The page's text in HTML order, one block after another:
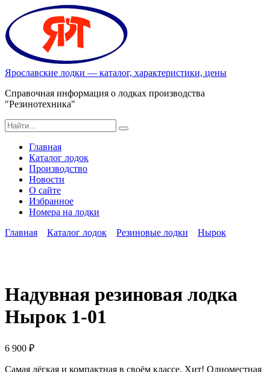
Перейти
содержанию
Ярославские лодки — каталог, характеристики, цены
Справочная информация о лодках производства
"Резинотехника"
Search
for:
Главная
Каталог лодок
Производство
Новости
О сайте
Избранное
Номера на лодки
Главная
Каталог лодок Резиновые лодки Нырок
Надувная резиновая лодка
Нырок 1-01
6 900 ₽
Самая лёгкая и компактная в своём классе. Хит! Одноместная